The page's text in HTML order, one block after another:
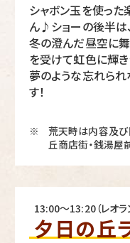
シャボン玉を使った
ん♪ショーの後半は
冬の澄んだ昼空に
を受けて虹色に輝き
夢のような忘れら
す！
※
荒天時は内容及
丘商店街・銭湯屋
13:00～13:20（レオラ
夕日の丘